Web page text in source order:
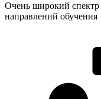
Очень широкий спектр
направлений обучения